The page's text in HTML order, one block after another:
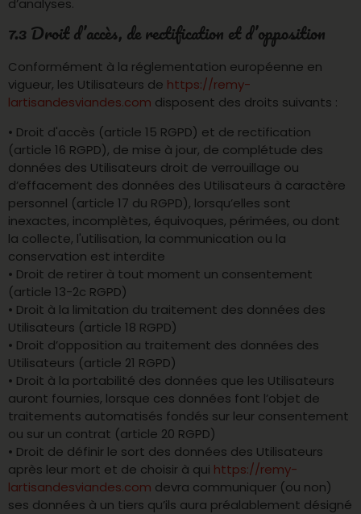
d’analyses.
7.3 Droit d’accès, de rectification et d’opposition
Conformément à la réglementation européenne en
vigueur, les Utilisateurs de https://remy-
lartisandesviandes.com disposent des droits suivants :
• Droit d'accès (article 15 RGPD) et de rectification
(article 16 RGPD), de mise à jour, de complétude des
données des Utilisateurs droit de verrouillage ou
d’effacement des données des Utilisateurs à caractère
personnel (article 17 du RGPD), lorsqu’elles sont
inexactes, incomplètes, équivoques, périmées, ou dont
la collecte, l'utilisation, la communication ou la
conservation est interdite
• Droit de retirer à tout moment un consentement
(article 13-2c RGPD)
• Droit à la limitation du traitement des données des
Utilisateurs (article 18 RGPD)
• Droit d’opposition au traitement des données des
Utilisateurs (article 21 RGPD)
• Droit à la portabilité des données que les Utilisateurs
auront fournies, lorsque ces données font l’objet de
traitements automatisés fondés sur leur consentement
ou sur un contrat (article 20 RGPD)
• Droit de définir le sort des données des Utilisateurs
après leur mort et de choisir à qui https://remy-
lartisandesviandes.com devra communiquer (ou non)
ses données à un tiers qu’ils aura préalablement désigné